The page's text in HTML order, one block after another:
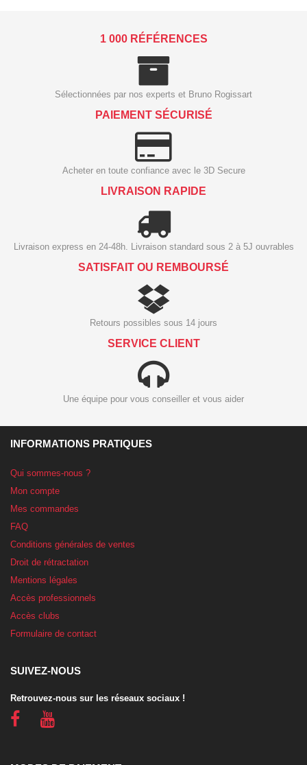
1 000 RÉFÉRENCES
Sélectionnées par nos experts et Bruno Rogissart
PAIEMENT SÉCURISÉ
Acheter en toute confiance avec le 3D Secure
LIVRAISON RAPIDE
Livraison express en 24-48h. Livraison standard sous 2 à 5J ouvrables
SATISFAIT OU REMBOURSÉ
Retours possibles sous 14 jours
SERVICE CLIENT
Une équipe pour vous conseiller et vous aider
INFORMATIONS PRATIQUES
Qui sommes-nous ?
Mon compte
Mes commandes
FAQ
Conditions générales de ventes
Droit de rétractation
Mentions légales
Accès professionnels
Accès clubs
Formulaire de contact
SUIVEZ-NOUS
Retrouvez-nous sur les réseaux sociaux !